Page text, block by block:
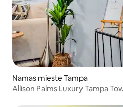
Namas mieste Tampa
Allison Palms Luxury Tampa